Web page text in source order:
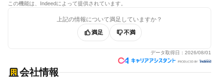
この機能は、Indeedによって提供されています。
上記の情報について満足していますか？
満足
不満
データ取得日： 2026/08/01
会社情報